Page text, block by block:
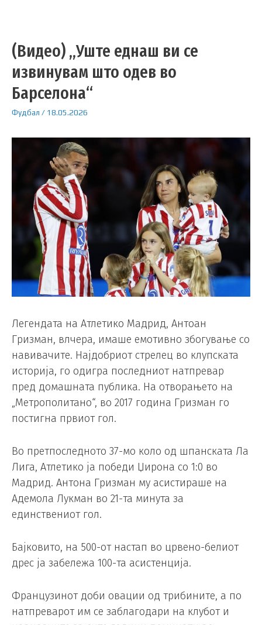
(Видео) „Уште еднаш ви се
извинувам што одев во
Барселона“
Фудбал / 18.05.2026
Легендата на Атлетико Мадрид, Антоан
Гризман, влчера, имаше емотивно збогување со
навивачите. Најдобриот стрелец во клупската
историја, го одигра последниот натпревар
пред домашната публика. На отворањето на
„Метрополитано“, во 2017 година Гризман го
постигна првиот гол.
Во претпоследното 37-мо коло од шпанската Ла
Лига, Атлетико ја победи Џирона со 1:0 во
Мадрид. Антона Гризман му асистираше на
Адемола Лукман во 21-та минута за
единствениот гол.
Бајковито, на 500-от настап во црвено-белиот
дрес ја забележа 100-та асистенција.
Французинот доби овации од трибините, а по
натпреварот им се заблагодари на клубот и